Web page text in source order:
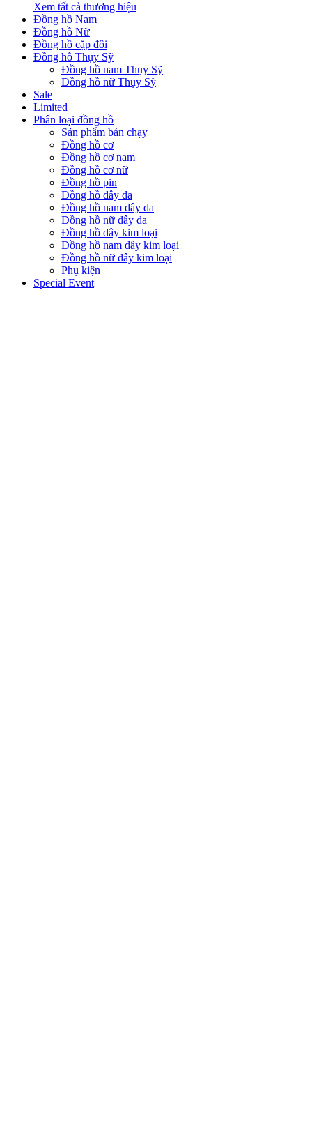
Xem tất cả thương hiệu
Đồng hồ Nam
Đồng hồ Nữ
Đồng hồ cặp đôi
Đồng hồ Thụy Sỹ
Đồng hồ nam Thụy Sỹ
Đồng hồ nữ Thụy Sỹ
Sale
Limited
Phân loại đồng hồ
Sản phẩm bán chạy
Đồng hồ cơ
Đồng hồ cơ nam
Đồng hồ cơ nữ
Đồng hồ pin
Đồng hồ dây da
Đồng hồ nam dây da
Đồng hồ nữ dây da
Đồng hồ dây kim loại
Đồng hồ nam dây kim loại
Đồng hồ nữ dây kim loại
Phụ kiện
Special Event